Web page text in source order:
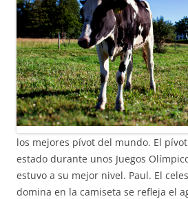
los mejores pívot del mundo. El
estado durante unos Juegos
estuvo a su mejor nivel. Paul. El
domina en la camiseta se refleja el